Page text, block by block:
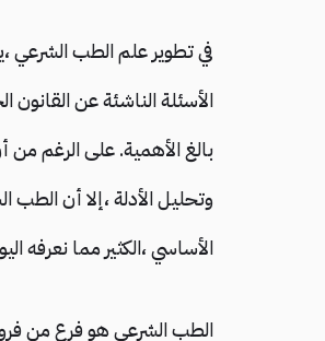
في تطوير علم الطب الشرعي
الأسئلة الناشئة عن
بالغ الأهمية. على الرغم
وتحليل الأدلة ،إلا أن
الأساسي ،الكثير مما نعرفه
الطب الشرعي هو فرع من